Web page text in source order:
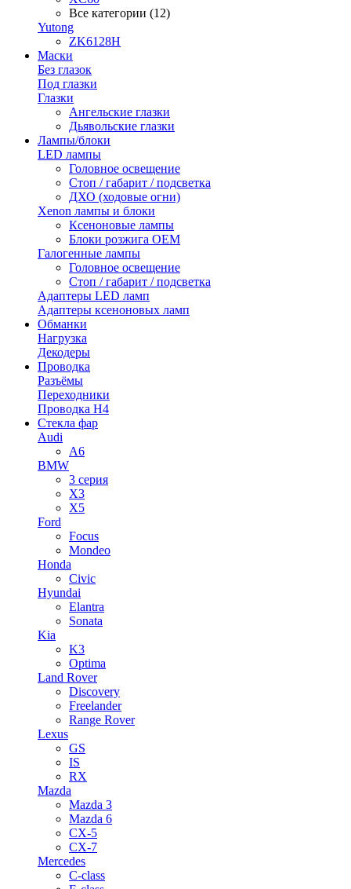
Все категории (12)
Yutong
ZK6128H
Маски
Без глазок
Под глазки
Глазки
Ангельские глазки
Дьявольские глазки
Лампы/блоки
LED лампы
Головное освещение
Стоп / габарит / подсветка
ДХО (ходовые огни)
Xenon лампы и блоки
Ксеноновые лампы
Блоки розжига OEM
Галогенные лампы
Головное освещение
Стоп / габарит / подсветка
Адаптеры LED ламп
Адаптеры ксеноновых ламп
Обманки
Нагрузка
Декодеры
Проводка
Разъёмы
Переходники
Проводка H4
Стекла фар
Audi
A6
BMW
3 серия
X3
X5
Ford
Focus
Mondeo
Honda
Civic
Hyundai
Elantra
Sonata
Kia
K3
Optima
Land Rover
Discovery
Freelander
Range Rover
Lexus
GS
IS
RX
Mazda
Mazda 3
Mazda 6
CX-5
CX-7
Mercedes
C-class